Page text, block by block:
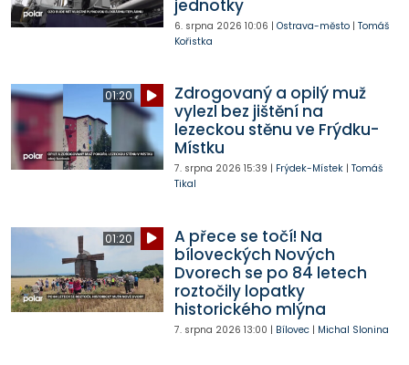
jednotky
6. srpna 2026 10:06 | Ostrava-město| Tomáš
Kořistka
01:20
Zdrogovaný a opilý muž
vylezl bez jištění na
lezeckou stěnu ve Frýdku-
Místku
7. srpna 2026 15:39 | Frýdek-Místek| Tomáš
Tikal
01:20
A přece se točí! Na
bíloveckých Nových
Dvorech se po 84 letech
roztočily lopatky
historického mlýna
7. srpna 2026 13:00 | Bílovec| Michal Slonina